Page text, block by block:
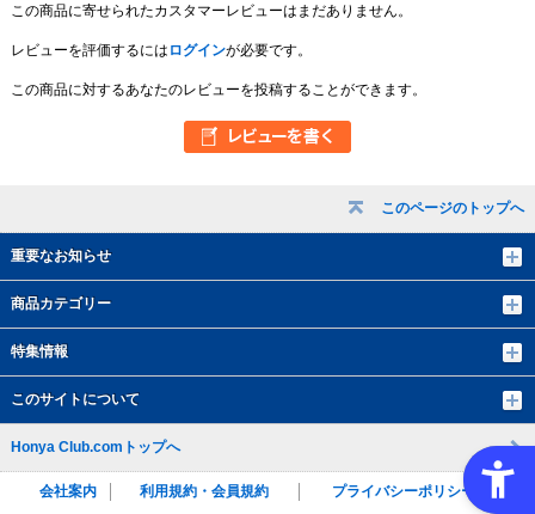
このページのトップへ
重要なお知らせ
商品カテゴリー
特集情報
このサイトについて
この商品に寄せられたカスタマーレビューはまだありません。
レビューを評価するには ログインが必要です。
この商品に対するあなたのレビューを投稿することができます。
Honya Club.comトップへ
会社案内 利用規約・会員規約
プライバシーポリシー